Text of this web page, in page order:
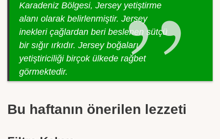
Karadeniz Bölgesi, Jersey yetiştirme
alanı olarak belirlenmiştir. Jersey
inekleri çağlardan beri beslenen sütçü
bir sığır ırkıdır. Jersey boğaları
yetiştiriciliği birçok ülkede rağbet
görmektedir.
Bu haftanın önerilen lezzeti